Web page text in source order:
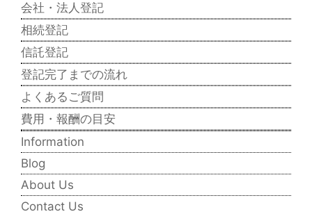
会社・法人登記
相続登記
信託登記
登記完了までの流れ
よくあるご質問
費用・報酬の目安
Information
Blog
About Us
Contact Us